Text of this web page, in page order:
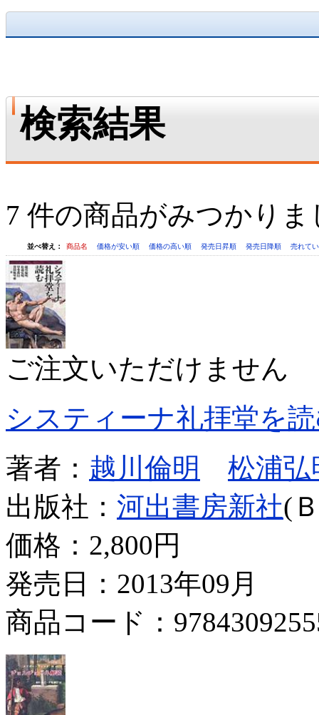
検索結果
7 件の商品がみつかりま
並べ替え： 商品名 価格が安い順 価格の高い順 発売日昇順 発売日降順 売れて
ご注文いただけません
システィーナ礼拝堂を
著者： 越川倫明
松浦弘
出版社： 河出書房新社(
価格： 2,800円
発売日：2013年09月
商品コード：